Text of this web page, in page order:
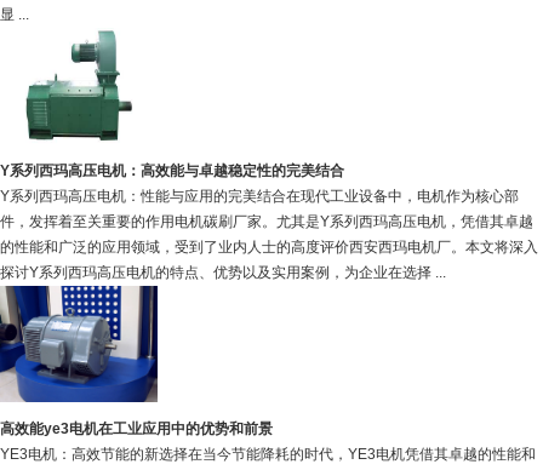
显 ...
Y系列西玛高压电机：高效能与卓越稳定性的完美结合
Y系列西玛高压电机：性能与应用的完美结合在现代工业设备中，电机作为核心部
件，发挥着至关重要的作用电机碳刷厂家。尤其是Y系列西玛高压电机，凭借其卓越
的性能和广泛的应用领域，受到了业内人士的高度评价西安西玛电机厂。本文将深入
探讨Y系列西玛高压电机的特点、优势以及实用案例，为企业在选择 ...
高效能ye3电机在工业应用中的优势和前景
YE3电机：高效节能的新选择在当今节能降耗的时代，YE3电机凭借其卓越的性能和